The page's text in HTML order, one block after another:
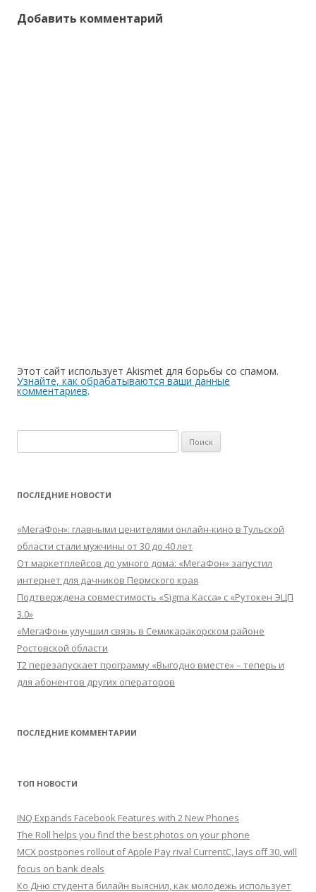
Добавить комментарий
Этот сайт использует Akismet для борьбы со спамом.
Узнайте, как обрабатываются ваши данные
комментариев.
ПОСЛЕДНИЕ НОВОСТИ
«МегаФон»: главными ценителями онлайн-кино в Тульской
области стали мужчины от 30 до 40 лет
От маркетплейсов до умного дома: «МегаФон» запустил
интернет для дачников Пермского края
Подтверждена совместимость «Sigma Касса» с «Рутокен ЭЦП
3.0»
«МегаФон» улучшил связь в Семикаракорском районе
Ростовской области
Т2 перезапускает программу «Выгодно вместе» – теперь и
для абонентов других операторов
ПОСЛЕДНИЕ КОММЕНТАРИИ
ТОП НОВОСТИ
INQ Expands Facebook Features with 2 New Phones
The Roll helps you find the best photos on your phone
MCX postpones rollout of Apple Pay rival CurrentC, lays off 30, will
focus on bank deals
Ко Дню студента билайн выяснил, как молодежь использует